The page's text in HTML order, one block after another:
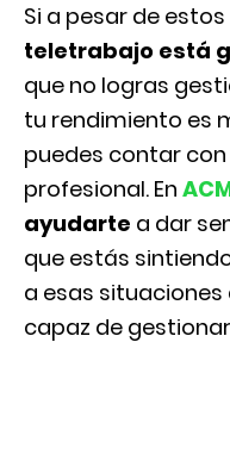
Si a pesar de
teletrabajo está
que no logras
tu rendimiento es
puedes contar
profesional. En
ayudarte a dar
que estás
a esas situaciones
capaz de